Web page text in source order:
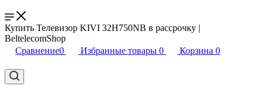
Купить Телевизор KIVI 32H750NB в рассрочку |
BeltelecomShop
Сравнение0 Избранные товары 0 Корзина 0